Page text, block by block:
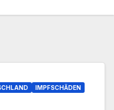
IMPFSCHÄDEN